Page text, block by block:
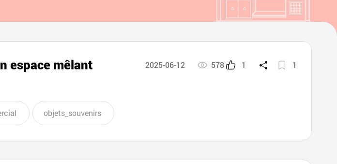
espace mêlant
2025-06-12 578 1 1
objets_souvenirs